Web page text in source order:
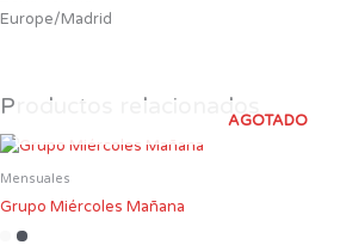
Europe/Madrid
Productos relacionados
AGOTADO
Mensuales
Grupo Miércoles Mañana